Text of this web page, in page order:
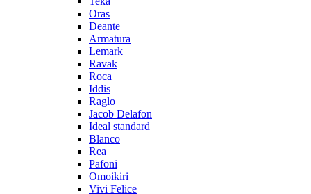
Oras
Deante
Armatura
Lemark
Ravak
Roca
Iddis
Raglo
Jacob Delafon
Ideal standard
Blanco
Rea
Pafoni
Omoikiri
Vivi Felice